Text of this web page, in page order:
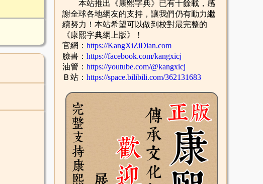
本站推出《康熙字典》已有十餘載，感
謝全球各地網友的支持，讓我們仍有動力繼
續努力！本站希望可以做到校對最完整的
《康熙字典網上版》！
官網： https://KangXiZiDian.com
臉書： https://facebook.com/kangxicj
油管： https://youtube.com/@kangxicj
Ｂ站： https://space.bilibili.com/362131683